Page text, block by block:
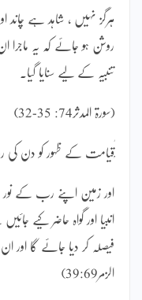
ہرگز نہیں ، شاہد ہے چاند
روشن ہو جائے کہ یہ
تنبیہ کے لیے سنایا گیا۔
(سورۃ المدثر74: 35-32)
ْٰقیامت کے ظہور کو دن کی
اور زمین اپنے رب کے نور
انبیا اور گواہ حاضر کیے
فیصلہ کر دیا جائے گا
الزمر39:69)